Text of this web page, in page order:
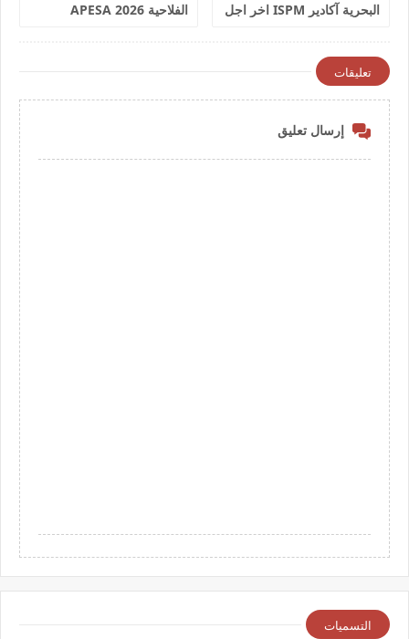
البحرية آكادير ISPM اخر اجل
الفلاحية 2026 APESA
تعليقات
إرسال تعليق
التسميات